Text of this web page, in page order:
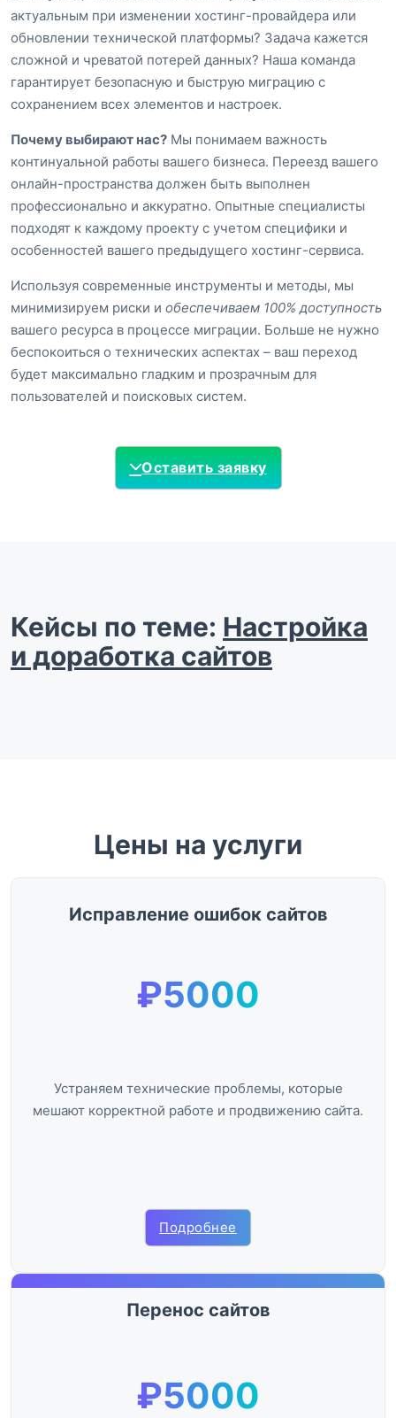
актуальным при изменении хостинг-провайдера или
обновлении технической платформы? Задача кажется
сложной и чреватой потерей данных? Наша команда
гарантирует безопасную и быструю миграцию с
сохранением всех элементов и настроек.
Почему выбирают нас? Мы понимаем важность
континуальной работы вашего бизнеса. Переезд вашего
онлайн-пространства должен быть выполнен
профессионально и аккуратно. Опытные специалисты
подходят к каждому проекту с учетом специфики и
особенностей вашего предыдущего хостинг-сервиса.
Используя современные инструменты и методы, мы
минимизируем риски и обеспечиваем 100% доступность
вашего ресурса в процессе миграции. Больше не нужно
беспокоиться о технических аспектах – ваш переход
будет максимально гладким и прозрачным для
пользователей и поисковых систем.
Оставить заявку
Кейсы по теме: Настройка
и доработка сайтов
Цены на услуги
Исправление ошибок сайтов
₽5000
Устраняем технические проблемы, которые
мешают корректной работе и продвижению сайта.
Подробнее
Перенос сайтов
₽5000